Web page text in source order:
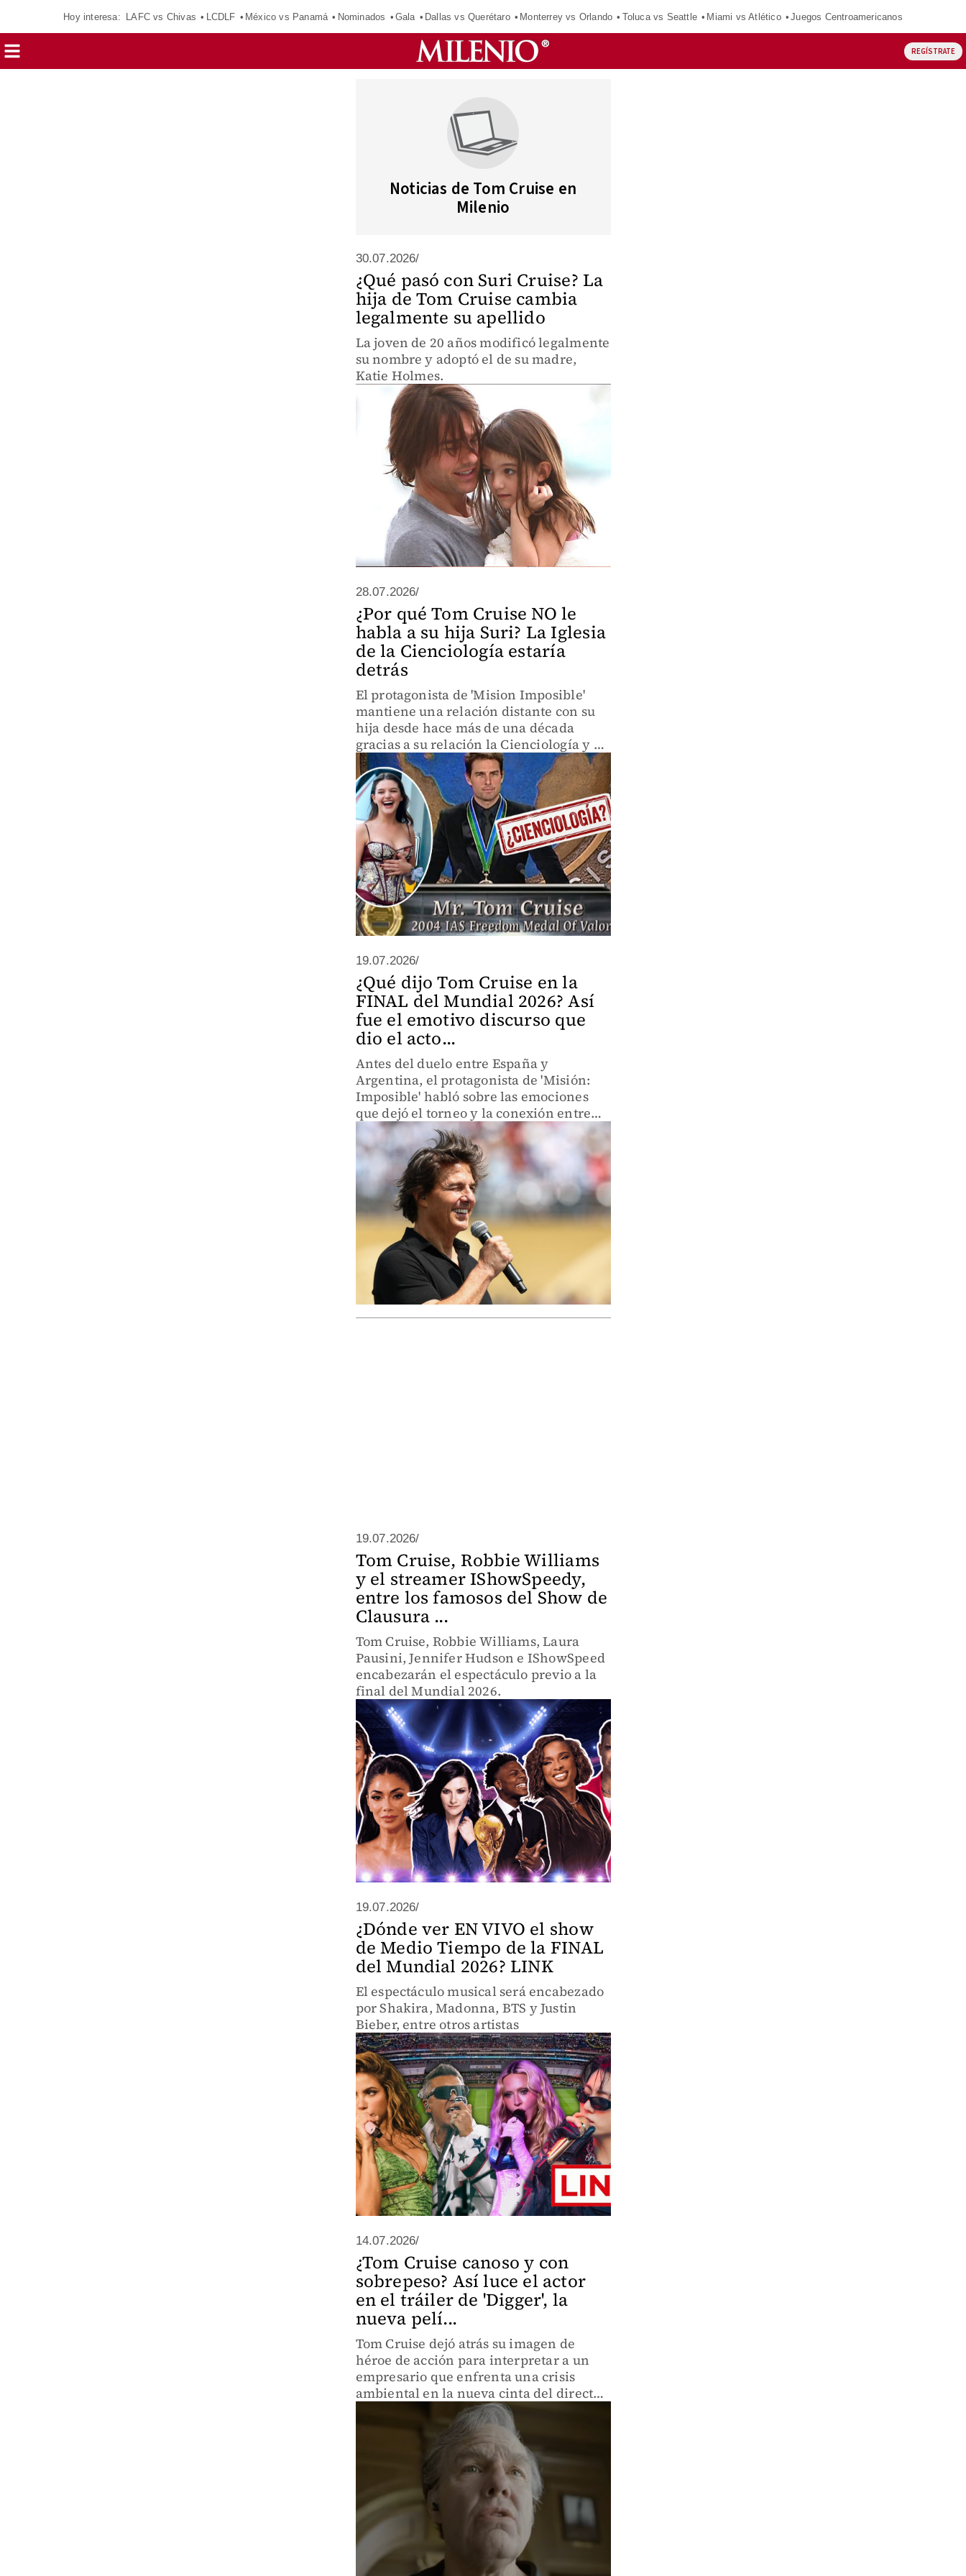
Hoy interesa: LAFC vs Chivas LCDLF México vs Panamá Nominados Gala Dallas vs Querétaro Monterrey vs Orlando Toluca vs Seattle Miami vs Atlético Juegos Centroamericanos
REGÍSTRATE
Noticias de Tom Cruise en
Milenio
30.07.2026/
¿Qué pasó con Suri Cruise? La
hija de Tom Cruise cambia
legalmente su apellido
La joven de 20 años modificó legalmente
su nombre y adoptó el de su madre,
Katie Holmes.
28.07.2026/
¿Por qué Tom Cruise NO le
habla a su hija Suri? La Iglesia
de la Cienciología estaría
detrás
El protagonista de 'Mision Imposible'
mantiene una relación distante con su
hija desde hace más de una década
gracias a su relación la Cienciología y el
divorció con Katie Holmes.
19.07.2026/
¿Qué dijo Tom Cruise en la
FINAL del Mundial 2026? Así
fue el emotivo discurso que
dio el acto...
Antes del duelo entre España y
Argentina, el protagonista de 'Misión:
Imposible' habló sobre las emociones
que dejó el torneo y la conexión entre
culturas a través del futbol.
19.07.2026/
Tom Cruise, Robbie Williams
y el streamer IShowSpeedy,
entre los famosos del Show de
Clausura ...
Tom Cruise, Robbie Williams, Laura
Pausini, Jennifer Hudson e IShowSpeed
encabezarán el espectáculo previo a la
final del Mundial 2026.
19.07.2026/
¿Dónde ver EN VIVO el show
de Medio Tiempo de la FINAL
del Mundial 2026? LINK
El espectáculo musical será encabezado
por Shakira, Madonna, BTS y Justin
Bieber, entre otros artistas
14.07.2026/
¿Tom Cruise canoso y con
sobrepeso? Así luce el actor
en el tráiler de 'Digger', la
nueva pelí...
Tom Cruise dejó atrás su imagen de
héroe de acción para interpretar a un
empresario que enfrenta una crisis
ambiental en la nueva cinta del director
de 'Birdman' y 'El renacido'.